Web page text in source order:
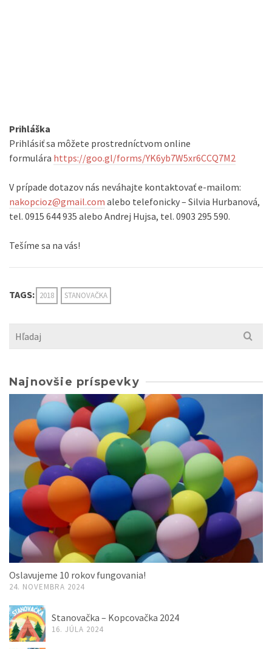
Prihláška
Prihlásiť sa môžete prostredníctvom online
formulára https://goo.gl/forms/YK6yb7W5xr6CCQ7M2
V prípade dotazov nás neváhajte kontaktovať e-mailom:
nakopcioz@gmail.com alebo telefonicky – Silvia Hurbanová,
tel. 0915 644 935 alebo Andrej Hujsa, tel. 0903 295 590.
Tešíme sa na vás!
TAGS: 2018 STANOVAČKA
Search
Najnovšie príspevky
Oslavujeme 10 rokov fungovania!
24. NOVEMBRA 2024
Stanovačka – Kopcovačka 2024
16. JÚLA 2024